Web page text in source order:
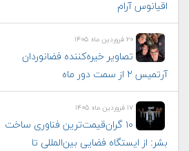
اقیانوس آرام
۲۰ فروردین ماه ۱۴۰۵
تصاویر خیره‌کننده فضانوردان
آرتمیس ۲ از سمت دور ماه
۱۷ فروردین ماه ۱۴۰۵
۱۰ گران‌قیمت‌ترین فناوری‌ ساخت
بشر: از ایستگاه فضایی بین‌المللی تا